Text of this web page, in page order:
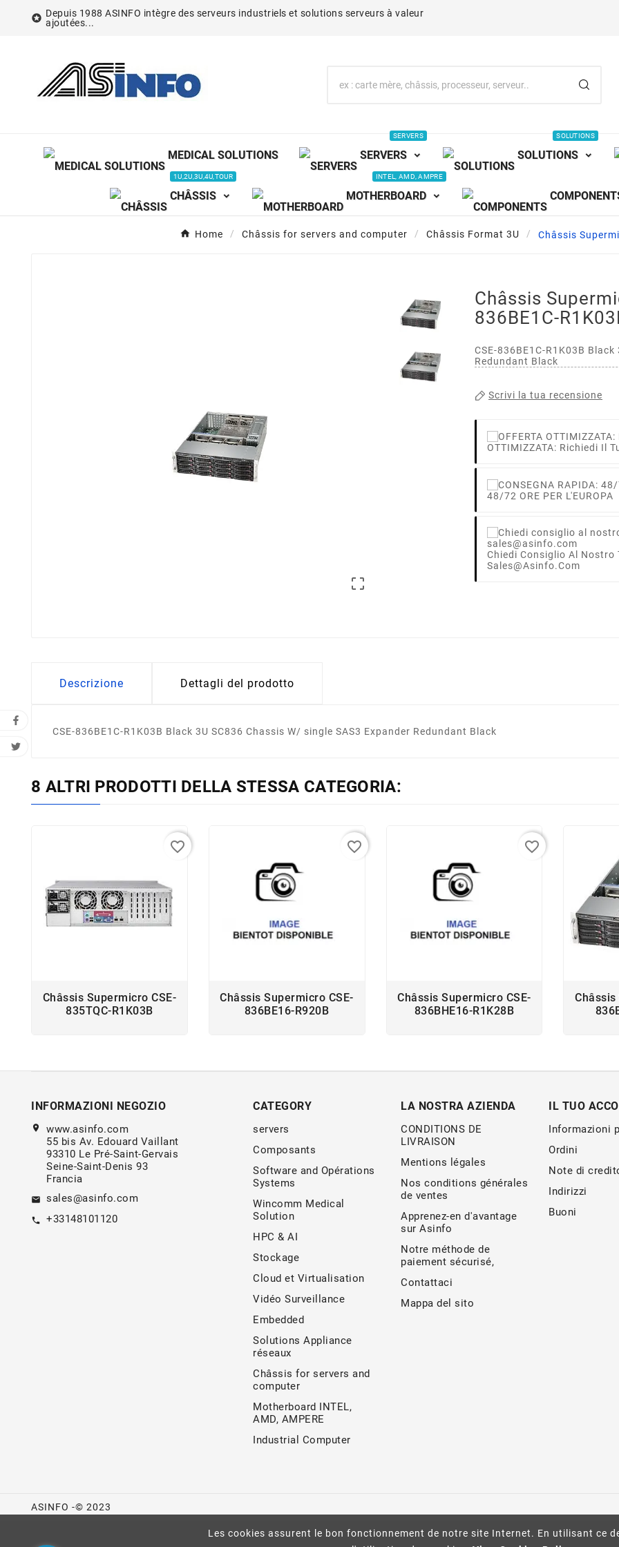
Les cookies assurent le bon fonctionnement de notre site Internet. En utilisant ce
 Depuis 1988 ASINFO intègre des serveurs industriels et solutions serveurs à valeur
ajoutées...
MEDICAL SOLUTIONS SERVERS
SERVERS
SOLUTIONS
SOLUTIONS
CHÂSSIS
1U,2U,3U,4U,TOUR
MOTHERBOARD
INTEL, AMD, AMPRE
Home Châssis for servers and computer Châssis Format 3U Châssis

Châssis
836BE1C-
CSE-836BE1C-R1K03B
Redundant Black
Scrivi la tua recensione
OTTIMIZZATA: Richiedi Il
48/72 ORE PER L'EUROPA
Chiedi Consiglio Al Nostro
Sales@asinfo.com
Descrizione Dettagli del prodotto
CSE-836BE1C-R1K03B Black 3U SC836 Chassis W/ single SAS3 Expander Redundant Black
8 ALTRI PRODOTTI DELLA STESSA CATEGORIA:
Châssis Supermicro CSE-
835TQC-R1K03B
favorite_border
Châssis Supermicro CSE-
836BE16-R920B
favorite_border
Châssis Supermicro CSE-
836BHE16-R1K28B
favorite_border
Châssis
INFORMAZIONI NEGOZIO
location_on
www.asinfo.com
55 bis Av. Edouard Vaillant
93310 Le Pré-Saint-Gervais
Seine-Saint-Denis 93
Francia
email sales@asinfo.com
call +33148101120
CATEGORY
servers
Composants
Software and Opérations
Systems
Wincomm Medical
Solution
HPC & AI
Stockage
Cloud et Virtualisation
Vidéo Surveillance
Embedded
Solutions Appliance
réseaux
Châssis for servers and
computer
Motherboard INTEL,
AMD, AMPERE
Industrial Computer
LA NOSTRA AZIENDA
CONDITIONS DE
LIVRAISON
Mentions légales
Nos conditions générales
de ventes
Apprenez-en d'avantage
sur Asinfo
Notre méthode de
paiement sécurisé,
Contattaci
Mappa del sito
IL TUO
Informazioni
Ordini
Note di
Indirizzi
Buoni
ASINFO -© 2023